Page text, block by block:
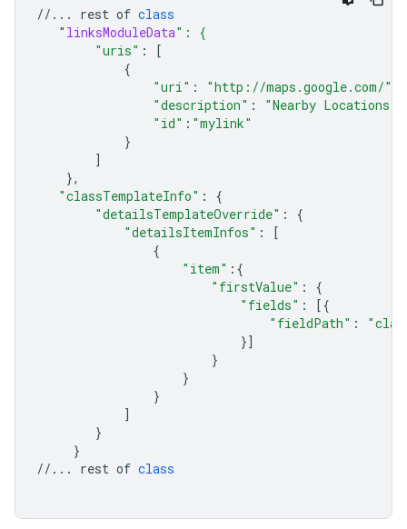
//... rest of class
" linksModuleData": {
"uris" :
[
{
"uri" : "http://maps.google.com/"
"description" : "Nearby Locations"
"id" : "mylink"
}
]
},
"classTemplateInfo" :
{
"detailsTemplateOverride" :
{
"detailsItemInfos" :
[
{
"item" :{
"firstValue" :
{
"fields" :
[{
"fieldPath" :
}]
}
}
}
]
}
}
//...
rest of class